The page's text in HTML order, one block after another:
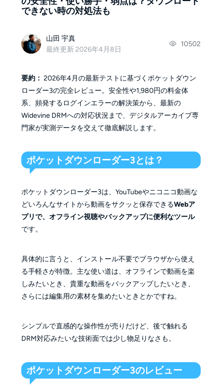
できない時の対処法も
山田 宇真
最終更新 2026年4月8日
10502
要約： 2026年4月の最新テストに基づくポケットダウン
ローダー3の完全レビュー。安全性や1,980円の料金体
系、頻発するログインエラーの解決策から、最新の
Widevine DRMへの対応状況まで、デジタルアーカイブ専
門家が実測データを交えて徹底解説します。
ポケットダウンローダー3とは？
ポケットダウンローダー3は、YouTubeやニコニコ動画な
どいろんなサイトから動画をサクッと保存できるWebア
プリで、オフライン視聴やバックアップに便利なツール
です。
具体的に言うと、インストール不要でブラウザから使え
る手軽さが特徴。主な使い道は、オフラインで動画を楽
しみたいとき、貴重な動画をバックアップしたいとき、
さらには編集用の素材を集めたいときとかですね。
シンプルで直感的な操作性が売りだけど、後で触れる
DRM対応みたいな技術面では少し物足りなさも。
ポケットダウンローダー3のレビュー